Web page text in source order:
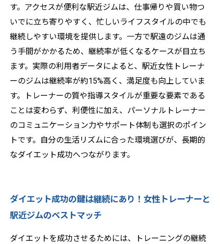
す。アクセスが便利な駅近ジムは、仕事帰りや買い物つ
いでに立ち寄りやすく、忙しいライフスタイルの中でも
継続しやすい環境を提供します。一方で駅遠のジムは通
う手間がかかるため、継続率が低くなるケースが目立ち
ます。実際の利用者データによると、駅近女性トレーナ
ーのジムは継続率が約15%高く、満足度も向上していま
す。トレーナーの質や指導スタイルが重要な要素である
ことは変わらず、利便性に加え、パーソナルトレーナー
のコミュニケーション力やサポート体制も選択のポイン
トです。自分の生活リズムに合った環境選びが、長期的
なダイエット成功へつながります。
ダイエット成功の鍵は継続にあり！女性トレーナーと
駅近ジムのベストマッチ
ダイエットを成功させるためには、トレーニングの継続